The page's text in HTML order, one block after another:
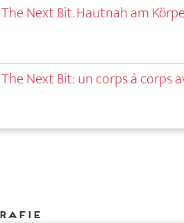
The Next Bit. Hautnah am
The Next Bit: un corps à corps